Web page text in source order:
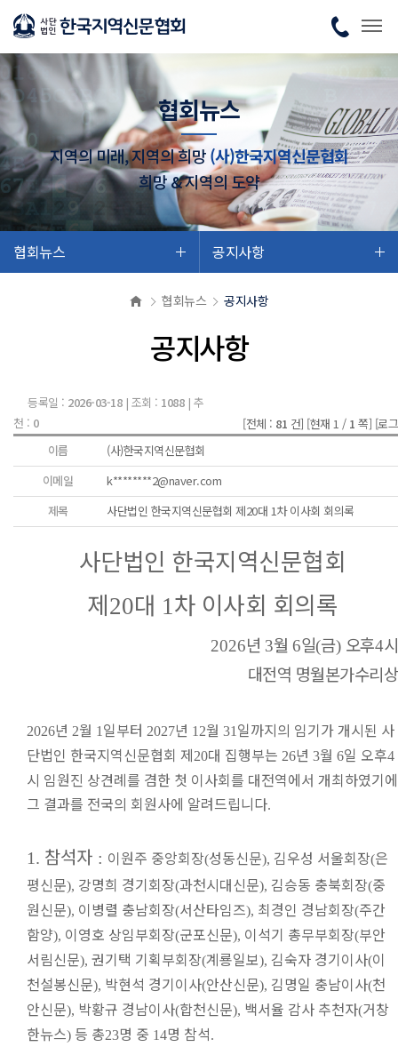
협회뉴스
지역의 미래, 지역의 희망(사)한국지역신문협회
희망 & 지역의 도약
협회뉴스 공지사항
협회뉴스 공지사항
공지사항
등록일 : 2026-03-18| 조회 : 1088| 추
천 : 0 [전체 : 81 건] [현재 1 / 1 쪽] [로
이름
(사)한국지역신문협회
이메일
k********2@naver.com
제목
사단법인 한국지역신문협회 제20대 1차 이사회 회의록
사단법인 한국지역신문협회
제20대 1차 이사회 회의록
2026년 3월 6일(금) 오후4시
대전역 명월본가수리상
2026년 2월 1 일부터 2027년 12월 31 일까지의 임기가 개시된 사
단법인 한국지역신문협회 제20대 집행부는 26년 3월 6일 오후4
시 임원진 상견례를 겸한 첫 이사회를 대전역에서 개최하였기에
그 결과를 전국의 회원사에 알려드립니다.
1. 참석자 : 이원주 중앙회장(성동신문), 김우성 서울회장(은
평신문), 강명희 경기회장(과천시대신문), 김승동 충북회장(중
원신문), 이병렬 충남회장(서산타임즈), 최경인 경남회장(주간
함양), 이영호 상임부회장(군포신문), 이석기 총무부회장(부안
서림신문), 권기택 기획부회장(계룡일보), 김숙자 경기이사(이
천설봉신문), 박현석 경기이사(안산신문), 김명일 충남이사(천
안신문), 박황규 경남이사(합천신문), 백서율 감사 추천자(거창
한뉴스) 등 총23명 중 14명 참석.